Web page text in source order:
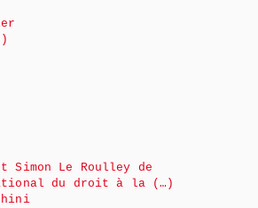
Le Roulley de
du droit à la (…)